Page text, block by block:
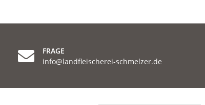
FRAGE
info@landfleischerei-schmelzer.de